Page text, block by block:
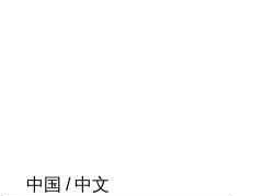
中国 / 中文